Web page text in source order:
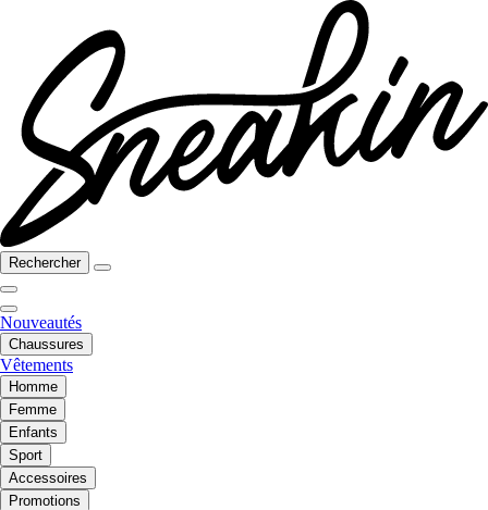
Rechercher
Nouveautés
Chaussures
Vêtements
Homme
Femme
Enfants
Sport
Accessoires
Promotions